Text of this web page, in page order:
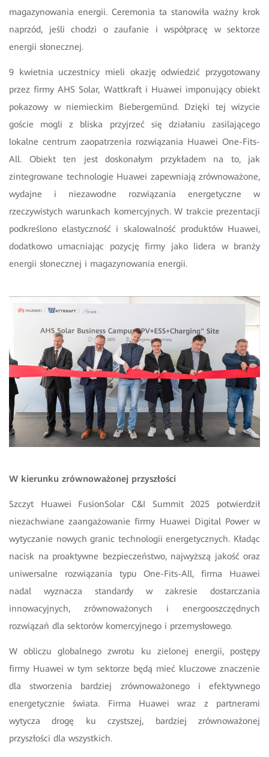
magazynowania energii. Ceremonia ta stanowiła ważny krok
naprzód, jeśli chodzi o zaufanie i współpracę w sektorze
energii słonecznej.
9 kwietnia uczestnicy mieli okazję odwiedzić przygotowany
przez firmy AHS Solar, Wattkraft i Huawei imponujący obiekt
pokazowy w niemieckim Biebergemünd. Dzięki tej wizycie
goście mogli z bliska przyjrzeć się działaniu zasilającego
lokalne centrum zaopatrzenia rozwiązania Huawei One-Fits-
All. Obiekt ten jest doskonałym przykładem na to, jak
zintegrowane technologie Huawei zapewniają zrównoważone,
wydajne i niezawodne rozwiązania energetyczne w
rzeczywistych warunkach komercyjnych. W trakcie prezentacji
podkreślono elastyczność i skalowalność produktów Huawei,
dodatkowo umacniając pozycję firmy jako lidera w branży
energii słonecznej i magazynowania energii.
W kierunku zrównoważonej przyszłości
Szczyt
Huawei FusionSolar C&I Summit 2025 potwierdził
niezachwiane zaangażowanie firmy Huawei Digital Power w
wytyczanie nowych granic technologii energetycznych. Kładąc
nacisk na proaktywne bezpieczeństwo, najwyższą jakość oraz
uniwersalne rozwiązania typu One-Fits-All, firma Huawei
nadal wyznacza standardy w zakresie dostarczania
innowacyjnych, zrównoważonych i energooszczędnych
rozwiązań dla sektorów komercyjnego i przemysłowego.
W obliczu globalnego zwrotu ku zielonej energii, postępy
firmy Huawei w tym sektorze będą mieć kluczowe znaczenie
dla stworzenia bardziej zrównoważonego i efektywnego
energetycznie świata. Firma Huawei wraz z partnerami
wytycza drogę ku czystszej, bardziej zrównoważonej
przyszłości dla wszystkich.